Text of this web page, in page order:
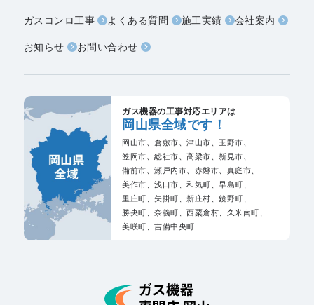
ガスコンロ工事 よくある質問 施工実績 会社案内
お知らせ お問い合わせ
ガス機器の工事対応エリアは
岡山県全域です！
岡山市、倉敷市、津山市、 玉野市、
笠岡市、総社市、高梁市、 新見市、
備前市、瀬戸内市、 赤磐市、 真庭市、
美作市、浅口市、和気町、早島町、
里庄町、矢掛町、 新庄村、鏡野町、
勝央町、奈義町、西粟倉村、 久米南町、
美咲町、吉備中央町